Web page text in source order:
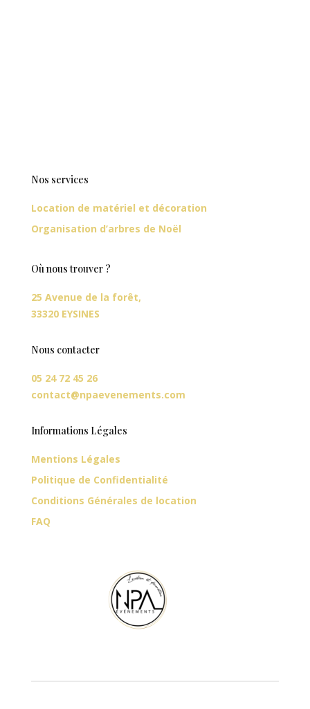
Nos services
Location de matériel et décoration
Organisation d’arbres de Noël
Où nous trouver ?
25 Avenue de la forêt,
33320 EYSINES
Nous contacter
05 24 72 45 26
contact@npaevenements.com
Informations Légales
Mentions Légales
Politique de Confidentialité
Conditions Générales de location
FAQ